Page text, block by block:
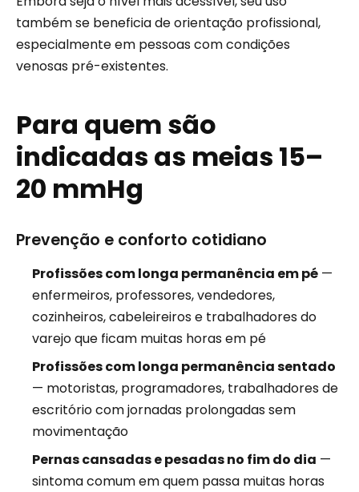
também se beneficia de orientação profissional,
especialmente em pessoas com condições
venosas pré-existentes.
Para quem são
indicadas as meias 15–
20 mmHg
Prevenção e conforto cotidiano
Profissões com longa permanência em pé —
enfermeiros, professores, vendedores,
cozinheiros, cabeleireiros e trabalhadores do
varejo que ficam muitas horas em pé
Profissões com longa permanência sentado
— motoristas, programadores, trabalhadores de
escritório com jornadas prolongadas sem
movimentação
Pernas cansadas e pesadas no fim do dia —
sintoma comum em quem passa muitas horas